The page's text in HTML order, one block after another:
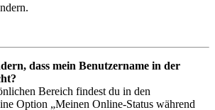
dass mein Benutzername in der
Bereich findest du in den
Option „Meinen Online-Status während